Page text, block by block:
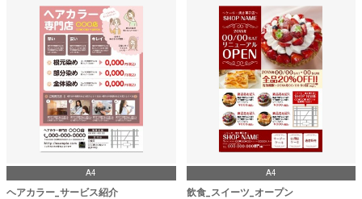
A4
ヘアカラー_サービス紹介
A4
飲食_スイーツ_オープン